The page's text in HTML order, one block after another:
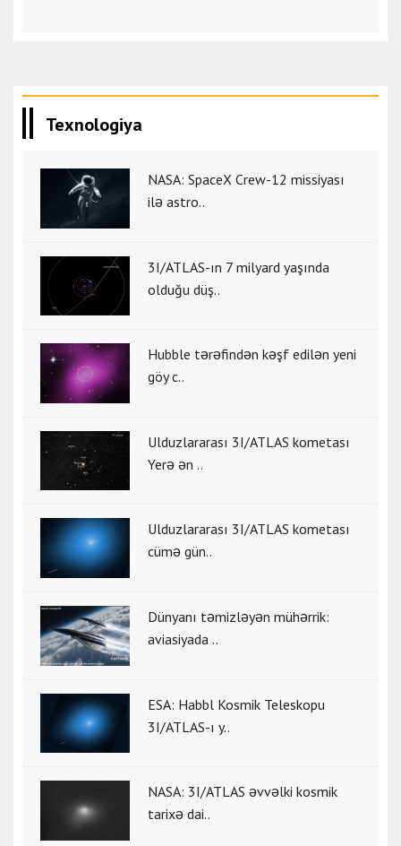
Texnologiya
NASA: SpaceX Crew-12 missiyası
ilə astro..
3I/ATLAS-ın 7 milyard yaşında
olduğu düş..
Hubble tərəfindən kəşf edilən yeni
göy c..
Ulduzlararası 3I/ATLAS kometası
Yerə ən ..
Ulduzlararası 3I/ATLAS kometası
cümə gün..
Dünyanı təmizləyən mühərrik:
aviasiyada ..
ESA: Habbl Kosmik Teleskopu
3I/ATLAS-ı y..
NASA: 3I/ATLAS əvvəlki kosmik
tarixə dai..